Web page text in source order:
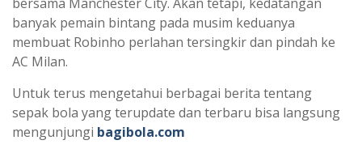
banyak pemain bintang pada musim keduanya
membuat Robinho perlahan tersingkir dan pindah ke
AC Milan.
Untuk terus mengetahui berbagai berita tentang
sepak bola yang terupdate dan terbaru bisa langsung
mengunjungi bagibola.com